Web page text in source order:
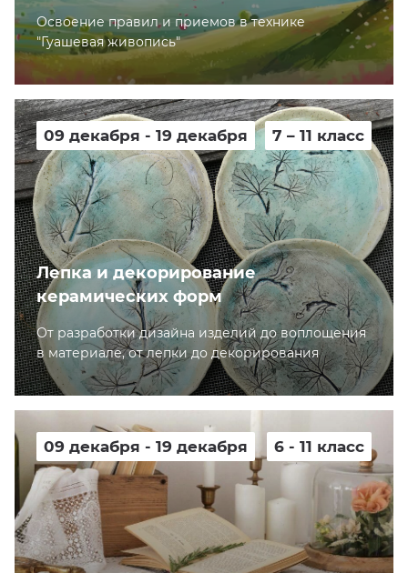
Освоение правил и приемов в технике
"Гуашевая живопись"
09 декабря - 19 декабря 7 – 11 класс
Лепка и декорирование
керамических форм
От разработки дизайна изделий до воплощения
в материале, от лепки до декорирования
09 декабря - 19 декабря 6 - 11 класс